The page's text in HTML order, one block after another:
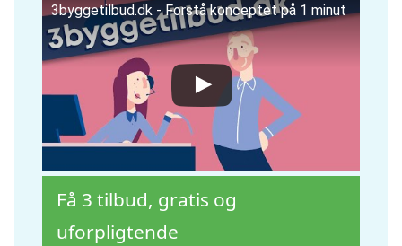
3byggetilbud.dk - Forstå konceptet på 1 minut
Få 3 tilbud, gratis og
uforpligtende